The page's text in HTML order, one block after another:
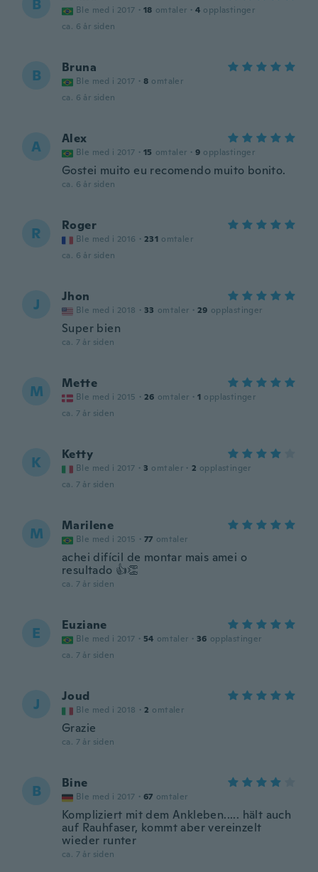
B Ble med i 2017 · 18 omtaler · 4 opplastinger
ca. 6 år siden
B Bruna
Ble med i 2017 · 8 omtaler
ca. 6 år siden
A Alex
Ble med i 2017 · 15 omtaler · 9 opplastinger
Gostei muito eu recomendo muito bonito.
ca. 6 år siden
R Roger
Ble med i 2016 · 231 omtaler
ca. 6 år siden
J Jhon
Ble med i 2018 · 33 omtaler · 29 opplastinger
Super bien
ca. 7 år siden
M Mette
Ble med i 2015 · 26 omtaler · 1 opplastinger
ca. 7 år siden
K Ketty
Ble med i 2017 · 3 omtaler · 2 opplastinger
ca. 7 år siden
M Marilene
Ble med i 2015 · 77 omtaler
achei difícil de montar mais amei o
resultado 👍👏
ca. 7 år siden
E Euziane
Ble med i 2017 · 54 omtaler · 36 opplastinger
ca. 7 år siden
J Joud
Ble med i 2018 · 2 omtaler
Grazie
ca. 7 år siden
B Bine
Ble med i 2017 · 67 omtaler
Kompliziert mit dem Ankleben..... hält auch
auf Rauhfaser, kommt aber vereinzelt
wieder runter
ca. 7 år siden